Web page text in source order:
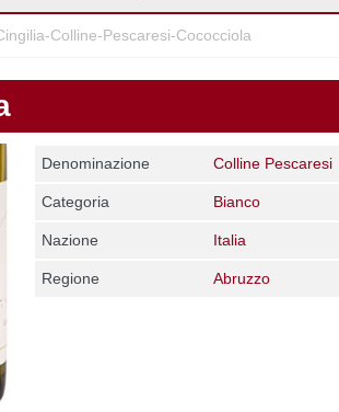
Colline-Pescaresi-Cococciola
Denominazione Colline Pescaresi
Categoria Bianco
Nazione Italia
Regione Abruzzo